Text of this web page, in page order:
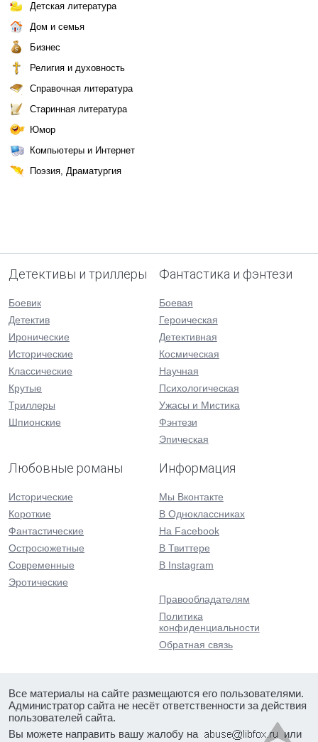
Детская литература
Дом и семья
Бизнес
Религия и духовность
Справочная литература
Старинная литература
Юмор
Компьютеры и Интернет
Поэзия, Драматургия
Детективы и триллеры
Боевик
Детектив
Иронические
Исторические
Классические
Крутые
Триллеры
Шпионские
Фантастика и фэнтези
Боевая
Героическая
Детективная
Космическая
Научная
Психологическая
Ужасы и Мистика
Фэнтези
Эпическая
Любовные романы
Исторические
Короткие
Фантастические
Остросюжетные
Современные
Эротические
Информация
Мы Вконтакте
В Одноклассниках
На Facebook
В Твиттере
В Instagram
Правообладателям
Политика
конфиденциальности
Обратная связь
Все материалы на сайте размещаются его пользователями.
Администратор сайта не несёт ответственности за действия
пользователей сайта.
Вы можете направить вашу жалобу на
или